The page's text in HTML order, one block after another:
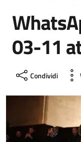
03-11
Condividi